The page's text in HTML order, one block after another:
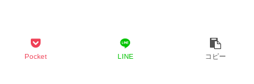
Pocket LINE コピー